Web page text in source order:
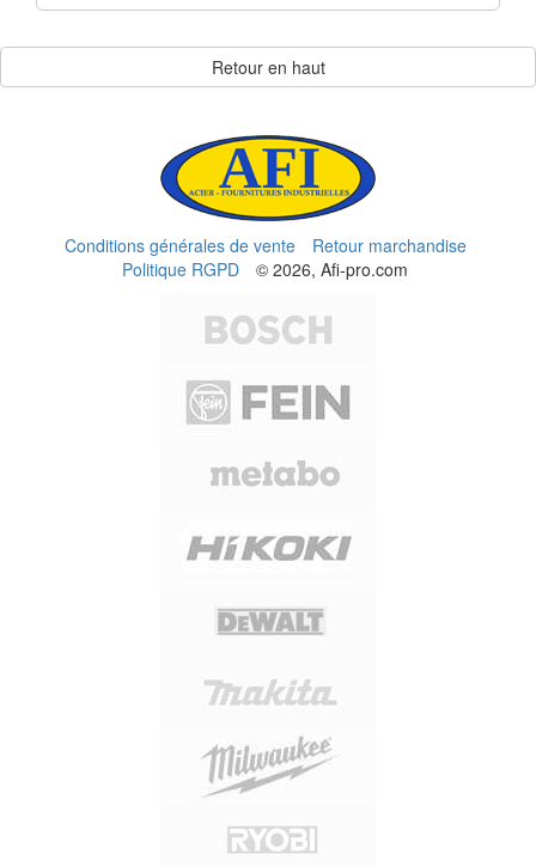
Retour en haut
Conditions générales de vente
Retour marchandise
Politique RGPD
© 2026, Afi-pro.com